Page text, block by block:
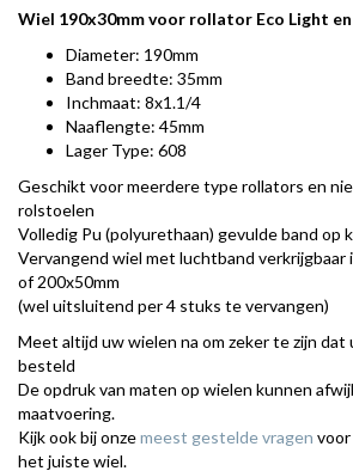
Wiel 190x30mm voor rollator Eco Light en
Diameter: 190mm
Band breedte: 35mm
Inchmaat: 8x1.1/4
Naaflengte: 45mm
Lager Type: 608
Geschikt voor meerdere type rollators en
rolstoelen
Volledig Pu (polyurethaan) gevulde band op
Vervangend wiel met luchtband verkrijgbaar
of 200x50mm
(wel uitsluitend per 4 stuks te vervangen)
Meet altijd uw wielen na om zeker te zijn dat
besteld
De opdruk van maten op wielen kunnen
maatvoering.
Kijk ook bij onzemeest gestelde vragen voor
het juiste wiel.